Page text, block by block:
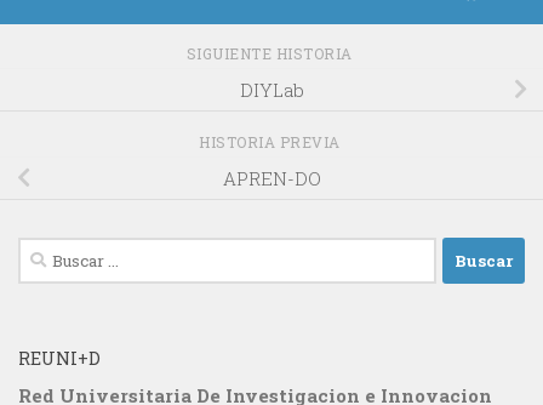
SIGUIENTE HISTORIA
DIYLab
HISTORIA PREVIA
APREN-DO
Buscar:
REUNI+D
Red Universitaria De Investigacion e Innovacion